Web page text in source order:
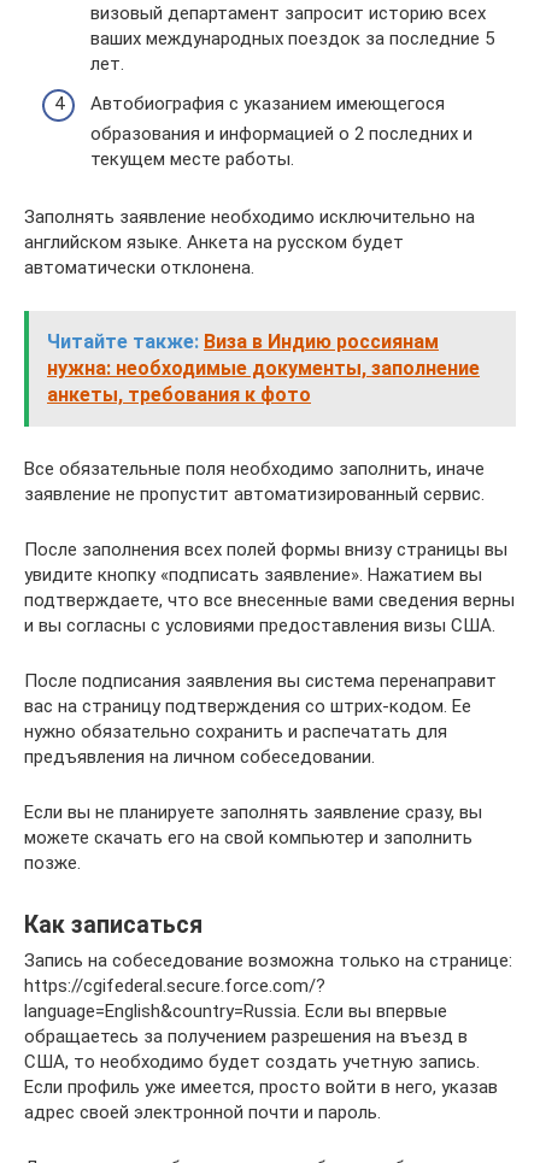
визовый департамент запросит историю всех
ваших международных поездок за последние 5
лет.
Автобиография с указанием имеющегося
образования и информацией о 2 последних и
текущем месте работы.
Заполнять заявление необходимо исключительно на
английском языке. Анкета на русском будет
автоматически отклонена.
Читайте также: Виза в Индию россиянам
нужна: необходимые документы, заполнение
анкеты, требования к фото
Все обязательные поля необходимо заполнить, иначе
заявление не пропустит автоматизированный сервис.
После заполнения всех полей формы внизу страницы вы
увидите кнопку «подписать заявление». Нажатием вы
подтверждаете, что все внесенные вами сведения верны
и вы согласны с условиями предоставления визы США.
После подписания заявления вы система перенаправит
вас на страницу подтверждения со штрих-кодом. Ее
нужно обязательно сохранить и распечатать для
предъявления на личном собеседовании.
Если вы не планируете заполнять заявление сразу, вы
можете скачать его на свой компьютер и заполнить
позже.
Как записаться
Запись на собеседование возможна только на странице:
https://cgifederal.secure.force.com/?
language=English&country=Russia. Если вы впервые
обращаетесь за получением разрешения на въезд в
США, то необходимо будет создать учетную запись.
Если профиль уже имеется, просто войти в него, указав
адрес своей электронной почти и пароль.